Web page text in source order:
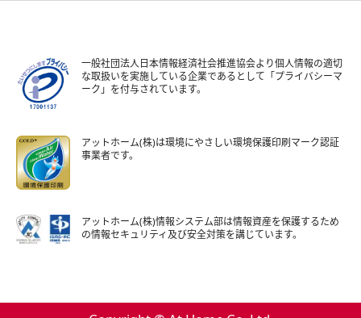
一般社団法人日本情報経済社会推進協会より個人情報の適切
な取扱いを実施している企業であるとして「プライバシーマ
ーク」を付与されています。
アットホーム(株)は環境にやさしい環境保護印刷マーク認証
事業者です。
アットホーム(株)情報システム部は情報資産を保護するため
の情報セキュリティ及び安全対策を講じています。